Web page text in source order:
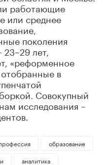
работающие
или среднее
поколения
лет,
«реформенное
в
Совокупный
исследования –
образование
аналитика